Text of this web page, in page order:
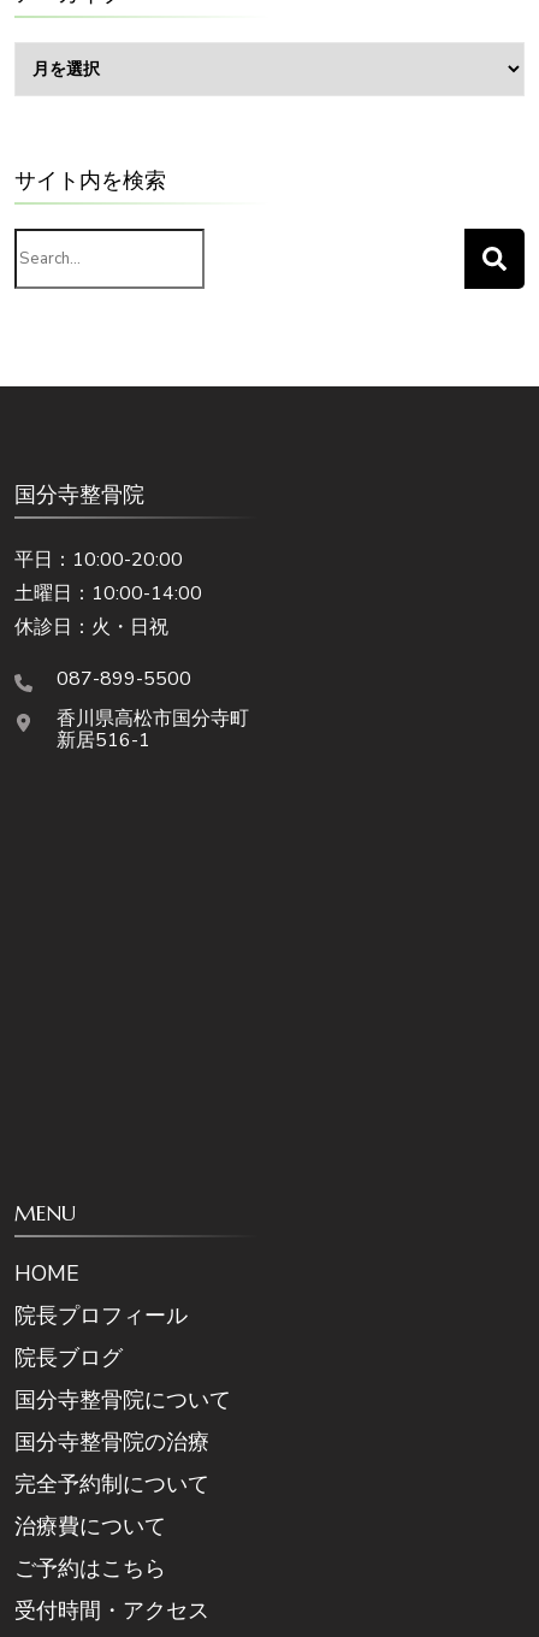
ー
カ
サイト内を検索
Search
for:
国分寺整骨院
平日：10:00-20:00
土曜日：10:00-14:00
休診日：火・日祝
087-899-5500
香川県高松市国分寺町
新居516-1
MENU
HOME
院長プロフィール
院長ブログ
国分寺整骨院について
国分寺整骨院の治療
完全予約制について
治療費について
ご予約はこちら
受付時間・アクセス